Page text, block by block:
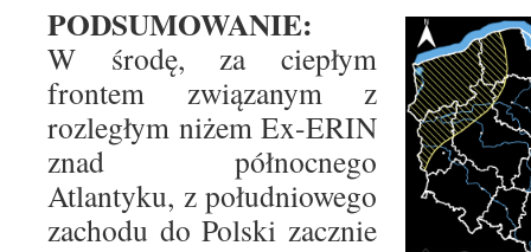
PODSUMOWANIE:
W środę, za ciepłym
frontem związanym z
rozległym niżem Ex-ERIN
znad północnego
Atlantyku, z południowego
zachodu do Polski zacznie